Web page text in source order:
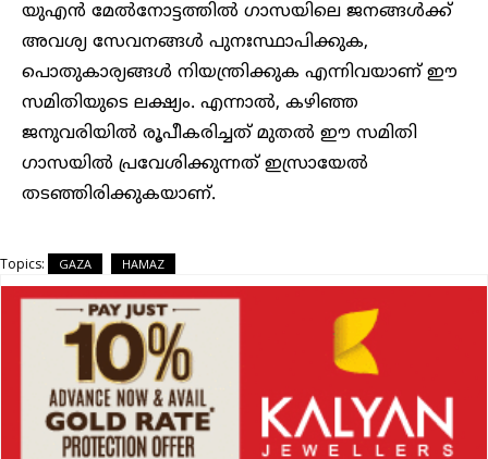
യുഎന്‍ മേല്‍നോട്ടത്തില്‍ ഗാസയിലെ ജനങ്ങള്‍ക്ക്
അവശ്യ സേവനങ്ങള്‍ പുനഃസ്ഥാപിക്കുക,
പൊതുകാര്യങ്ങള്‍ നിയന്ത്രിക്കുക എന്നിവയാണ് ഈ
സമിതിയുടെ ലക്ഷ്യം. എന്നാല്‍, കഴിഞ്ഞ
ജനുവരിയില്‍ രൂപീകരിച്ചത് മുതല്‍ ഈ സമിതി
ഗാസയില്‍ പ്രവേശിക്കുന്നത് ഇസ്രായേല്‍
തടഞ്ഞിരിക്കുകയാണ്.
Topics: GAZA HAMAZ